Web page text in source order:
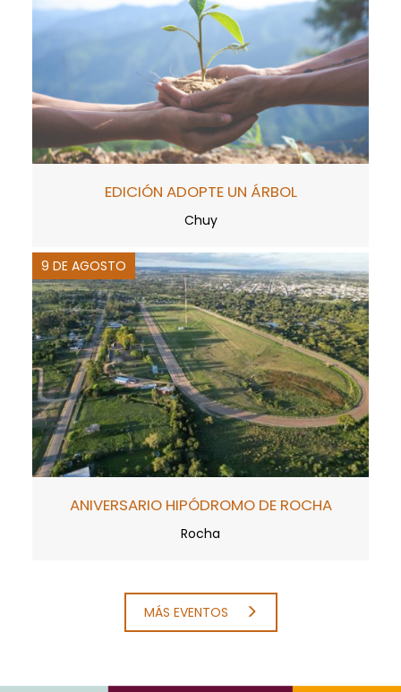
EDICIÓN ADOPTE UN ÁRBOL
Chuy
9 DE AGOSTO
ANIVERSARIO HIPÓDROMO DE ROCHA
Rocha
MÁS EVENTOS